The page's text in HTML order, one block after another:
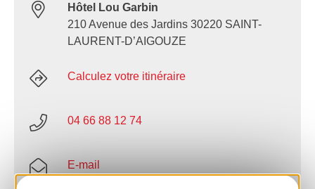
Hôtel Lou Garbin
210 Avenue des Jardins 30220 SAINT-
LAURENT-D’AIGOUZE
Calculez votre itinéraire
04 66 88 12 74
E-mail